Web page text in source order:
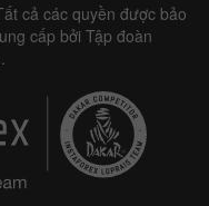
cả các quyền được bảo
cấp bởi Tập đoàn